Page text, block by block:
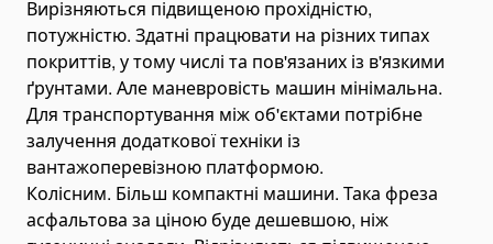
Lever Load Binder
Ratchet Pullers
Lifting Hooks
Eye Hooks
Lifting Clamps
Pallet Clamps
Lift Tables
Вирізняються підвищеною прохідністю,
потужністю. Здатні працювати на різних типах
покриттів, у тому числі та пов'язаних із в'язкими
ґрунтами. Але маневровість машин мінімальна.
Для транспортування між об'єктами потрібне
залучення додаткової техніки із
вантажоперевізною платформою.
Колісним. Більш компактні машини. Така фреза
асфальтова за ціною буде дешевшою, ніж